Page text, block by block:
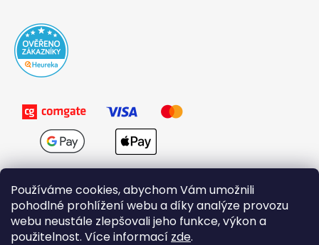
Používáme cookies, abychom Vám umožnili
pohodlné prohlížení webu a díky analýze provozu
webu neustále zlepšovali jeho funkce, výkon a
použitelnost. Více informací zde.